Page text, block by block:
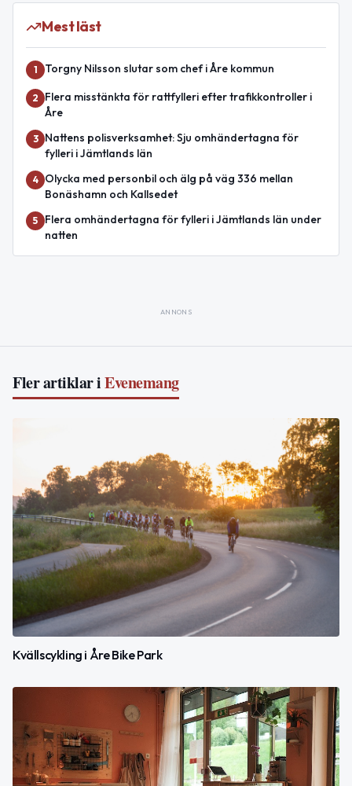
Mest läst
1 Torgny Nilsson slutar som chef i Åre kommun
2
Flera misstänkta för rattfylleri efter trafikkontroller i
Åre
3
Nattens polisverksamhet: Sju omhändertagna för
fylleri i Jämtlands län
4
Olycka med personbil och älg på väg 336 mellan
Bonäshamn och Kallsedet
5
Flera omhändertagna för fylleri i Jämtlands län under
natten
ANNONS
Fler artiklar iEvenemang
Kvällscykling i Åre Bike Park